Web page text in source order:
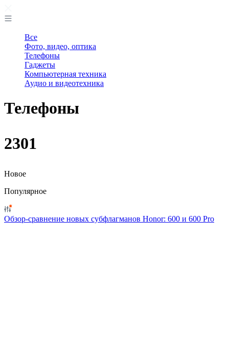
Все
Фото, видео, оптика
Телефоны
Гаджеты
Компьютерная техника
Аудио и видеотехника
Телефоны
2301
Новое
Популярное
Обзор-сравнение новых субфлагманов Honor: 600 и 600 Pro